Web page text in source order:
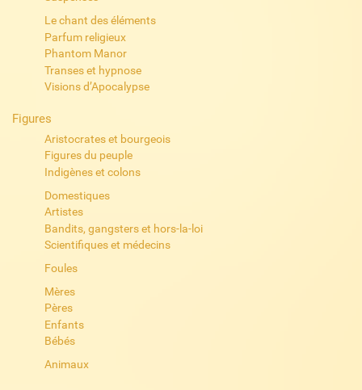
Le chant des éléments
Parfum religieux
Phantom Manor
Transes et hypnose
Visions d’Apocalypse
Figures
Aristocrates et bourgeois
Figures du peuple
Indigènes et colons
Domestiques
Artistes
Bandits, gangsters et hors-la-loi
Scientifiques et médecins
Foules
Mères
Pères
Enfants
Bébés
Animaux